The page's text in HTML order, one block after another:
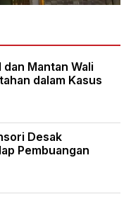
Mantan Wali
dalam Kasus
Desak
Pembuangan